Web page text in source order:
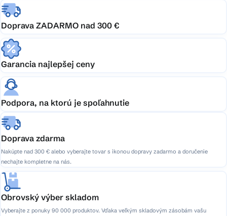
Doprava ZADARMO nad 300 €
Garancia najlepšej ceny
Podpora, na ktorú je spoľahnutie
Doprava zdarma
Nakúpte nad 300 € alebo vyberajte tovar s ikonou dopravy zadarmo a doručenie
nechajte kompletne na nás.
Obrovský výber skladom
Vyberajte z ponuky 90 000 produktov. Vďaka veľkým skladovým zásobám vašu